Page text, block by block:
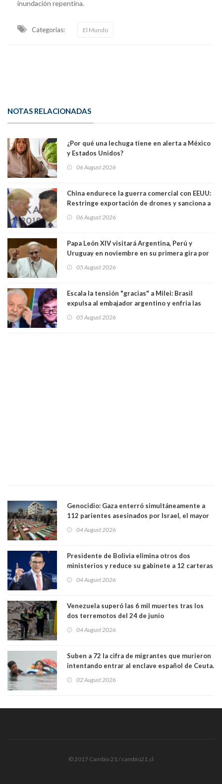
inundación repentina.
Categorias: El Mundo
NOTAS RELACIONADAS
¿Por qué una lechuga tiene en alerta a México
y Estados Unidos?
06 August 2026
China endurece la guerra comercial con EEUU:
Restringe exportación de drones y sanciona a
06 August 2026
Papa León XIV visitará Argentina, Perú y
Uruguay en noviembre en su primera gira por
05 August 2026
Escala la tensión "gracias" a Milei: Brasil
expulsa al embajador argentino y enfria las
trasandino
05 August 2026
Genocidio: Gaza enterró simultáneamente a
112 parientes asesinados por Israel, el mayor
muertos figuran 44 niños y nueve ancianos
04 August 2026
Presidente de Bolivia elimina otros dos
ministerios y reduce su gabinete a 12 carteras
04 August 2026
Venezuela superó las 6 mil muertes tras los
dos terremotos del 24 de junio
04 August 2026
Suben a 72 la cifra de migrantes que murieron
intentando entrar al enclave español de Ceuta.
02 August 2026
© 2017 Cambio 21 / cambio21.cl